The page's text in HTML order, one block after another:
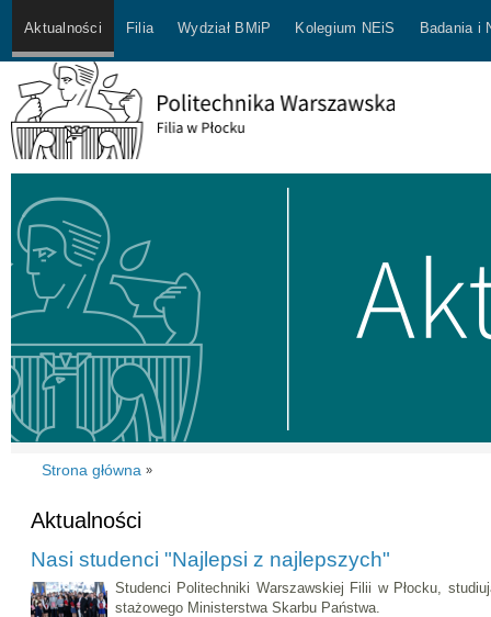
Aktualności Filia Wydział BMiP Kolegium NEiS Badania i
Strona główna »
Aktualności
Nasi studenci "Najlepsi z najlepszych"
Studenci Politechniki Warszawskiej Filii w Płocku,
stażowego Ministerstwa Skarbu Państwa.